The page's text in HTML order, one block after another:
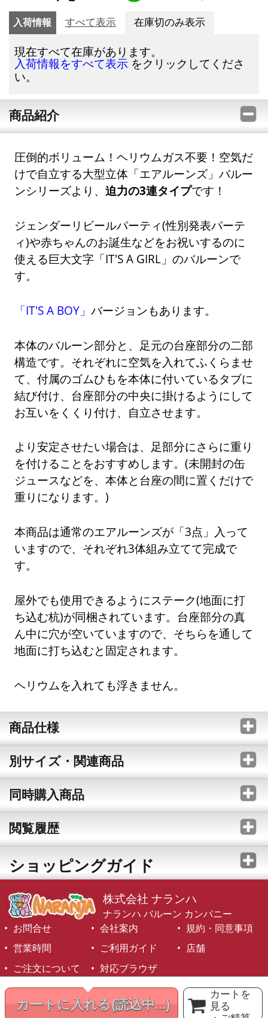
カートに入れる(読込中...)
カートを
見る
入荷情報 すべて表示 在庫切のみ表示
現在すべて在庫があります。
入荷情報をすべて表示 をクリックしてくださ
い。
商品紹介
圧倒的ボリューム！ヘリウムガス不要！空気だ
けで自立する大型立体「エアルーンズ」バルー
ンシリーズより、迫力の3連タイプです！
ジェンダーリビールパーティ(性別発表パーテ
ィ)や赤ちゃんのお誕生などをお祝いするのに
使える巨大文字「IT'S A GIRL」のバルーンで
す。
「IT'S A BOY」バージョンもあります。
本体のバルーン部分と、足元の台座部分の二部
構造です。それぞれに空気を入れてふくらませ
て、付属のゴムひもを本体に付いているタブに
結び付け、台座部分の中央に掛けるようにして
お互いをくくり付け、自立させます。
より安定させたい場合は、足部分にさらに重り
を付けることをおすすめします。(未開封の缶
ジュースなどを、本体と台座の間に置くだけで
重りになります。)
本商品は通常のエアルーンズが「3点」入って
いますので、それぞれ3体組み立てて完成で
す。
屋外でも使用できるようにステーク(地面に打
ち込む杭)が同梱されています。台座部分の真
ん中に穴が空いていますので、そちらを通して
地面に打ち込むと固定されます。
ヘリウムを入れても浮きません。
商品仕様
別サイズ・関連商品
同時購入商品
閲覧履歴
ショッピングガイド
株式会社 ナランハ
ナランハ バルーン カンパニー
お問合せ
会社案内
規約・同意事項
営業時間
ご利用ガイド
店舗
ご注文について
対応ブラウザ
©1999-2026 NARANJA Inc. All Rights Reserved.